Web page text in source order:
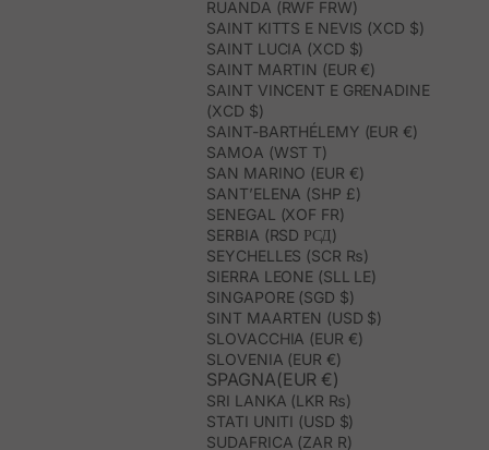
RUANDA (RWF FRW)
SAINT KITTS E NEVIS (XCD $)
SAINT LUCIA (XCD $)
SAINT MARTIN (EUR €)
SAINT VINCENT E GRENADINE
(XCD $)
SAINT-BARTHÉLEMY (EUR €)
SAMOA (WST T)
SAN MARINO (EUR €)
SANT’ELENA (SHP £)
SENEGAL (XOF FR)
SERBIA (RSD РСД)
SEYCHELLES (SCR ₨)
SIERRA LEONE (SLL LE)
SINGAPORE (SGD $)
SINT MAARTEN (USD $)
SLOVACCHIA (EUR €)
SLOVENIA (EUR €)
SPAGNA(EUR €)
SRI LANKA (LKR ₨)
STATI UNITI (USD $)
SUDAFRICA (ZAR R)